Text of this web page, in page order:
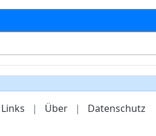
Links | Über | Datenschutz